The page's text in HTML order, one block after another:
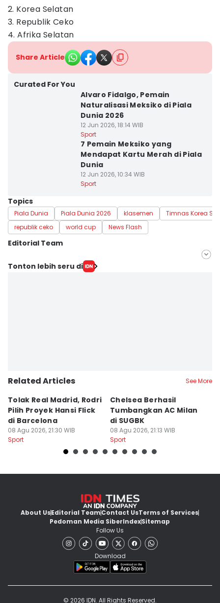
2. Korea Selatan
3. Republik Ceko
4. Afrika Selatan
Share Article
Curated For You
Alvaro Fidalgo, Pemain
Naturalisasi Meksiko di Piala
Dunia 2026
12 Jun 2026, 18:14 WIB
Sport
7 Pemain Meksiko yang
Mendapat Kartu Merah di Piala
Dunia
12 Jun 2026, 10:34 WIB
Sport
Topics
Piala Dunia Piala Dunia 2026 klasemen
Timnas Korea
republik ceko
world cup News Flash
Editorial Team
Editor
Tonton lebih seru di
Related Articles See More
Tolak Real Madrid, Rodri
Pilih Proyek Hansi Flick
di Barcelona
08 Agu 2026, 21:30 WIB
Sport
Chelsea Berhasil
Tumbangkan AC Milan
di SUGBK
08 Agu 2026, 21:13 WIB
Sport
About UsEditorial TeamContact UsTerms of Services
Pedoman Media SiberIndexSitemap
Follow Us
Download
© 2026 IDN. All Rights Reserved.